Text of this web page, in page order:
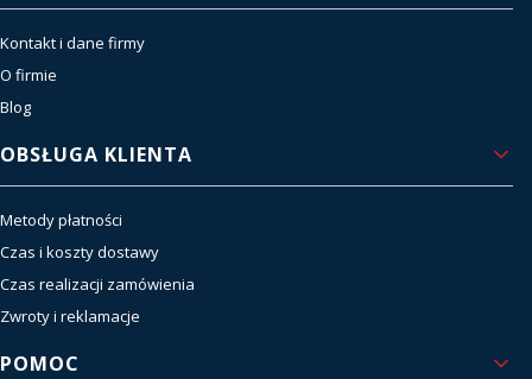
Kontakt i dane firmy
O firmie
Blog
OBSŁUGA KLIENTA
Metody płatności
Czas i koszty dostawy
Czas realizacji zamówienia
Zwroty i reklamacje
POMOC